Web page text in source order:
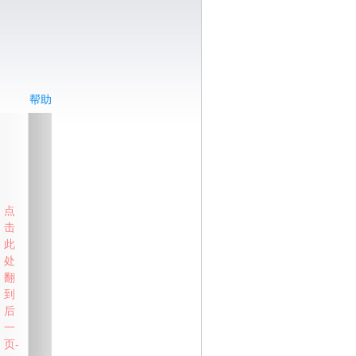
帮助
点
击
此
处
翻
到
后
一
页-